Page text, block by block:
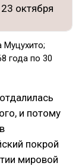
Муцухито;
года по 30
и потому
покрой
мировой